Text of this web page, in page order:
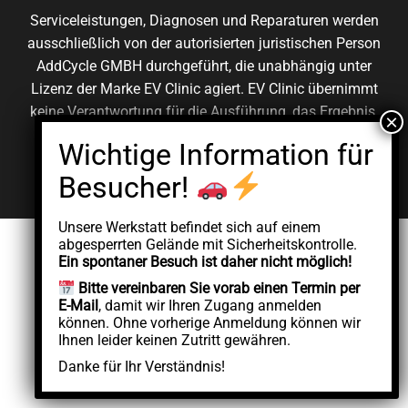
Serviceleistungen, Diagnosen und Reparaturen werden
ausschließlich von der autorisierten juristischen Person
AddCycle GMBH durchgeführt, die unabhängig unter
Lizenz der Marke EV Clinic agiert. EV Clinic übernimmt
keine Verantwortung für die Ausführung, das Ergebnis,
Schäden im Zusammenhang mit der erbrachten
Dienstleistung.
Unsere Werkstatt befindet sich auf einem
abgesperrten Gelände mit Sicherheitskontrolle.
Ein spontaner Besuch ist daher nicht möglich!
Bitte vereinbaren Sie vorab einen Termin per
E-Mail, damit wir Ihren Zugang anmelden
können. Ohne vorherige Anmeldung können wir
Ihnen leider keinen Zutritt gewähren.
Danke für Ihr Verständnis!